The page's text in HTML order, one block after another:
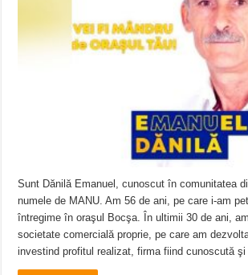
ANUNŢ OPRIRE APĂ în CARANSEBEȘ avarie
ANUNȚ OPRIRE APĂ în Reșița, cartier Țerova – avarie
Sunt Dănilă Emanuel, cunoscut în comunitatea
numele de MANU. Am 56 de ani, pe care i-am
întregime în oraşul Bocşa. În ultimii 30 de ani,
societate comercială proprie, pe care am
investind profitul realizat, firma fiind cunoscută